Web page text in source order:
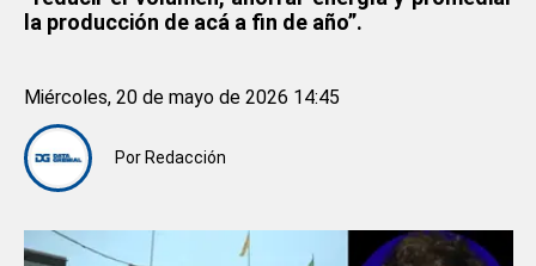
la producción de acá a fin de año”.
Por Redacción
Miércoles, 20 de mayo de 2026 14:45